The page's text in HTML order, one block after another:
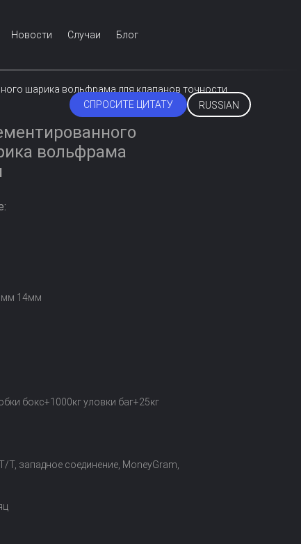
Новости Случаи Блог
СПРОСИТЕ ЦИТАТУ RUSSIAN
шарика вольфрама для клапанов точности
вольфрама
14мм
бокс+1000кг уловки баг+25кг
T/T, западное соединение, MoneyGram,